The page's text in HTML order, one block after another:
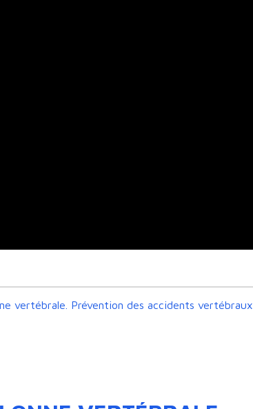
vertébrale. Prévention des accidents vertébraux